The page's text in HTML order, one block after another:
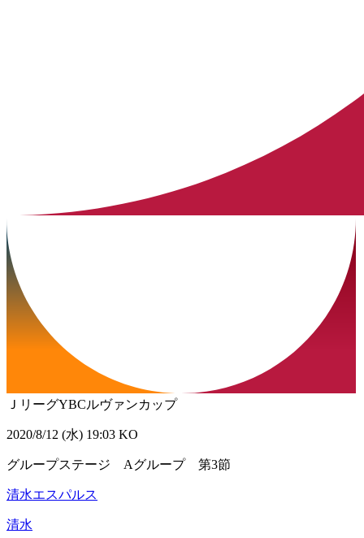
ＪリーグYBCルヴァンカップ
2020/8/12 (水) 19:03 KO
グループステージ Aグループ 第3節
清水エスパルス
清水